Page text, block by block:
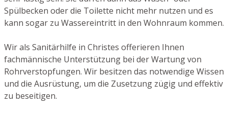
Spülbecken oder die Toilette nicht mehr nutzen und es
kann sogar zu Wassereintritt in den Wohnraum kommen.
Wir als Sanitärhilfe in Christes offerieren Ihnen
fachmännische Unterstützung bei der Wartung von
Rohrverstopfungen. Wir besitzen das notwendige Wissen
und die Ausrüstung, um die Zusetzung zügig und effektiv
zu beseitigen.